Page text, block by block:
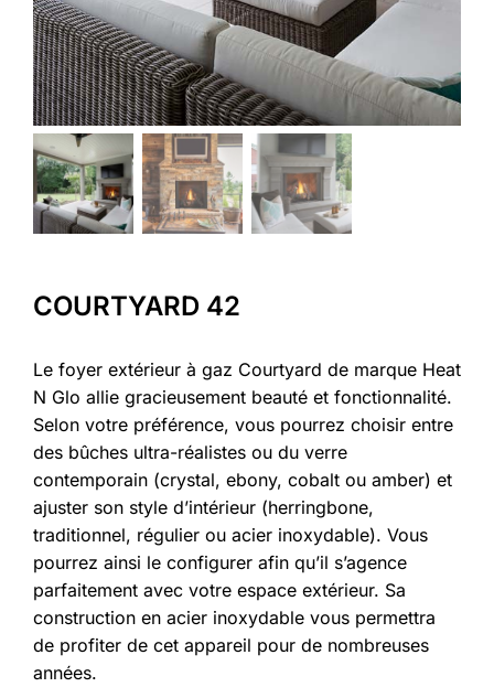
COURTYARD 42
Le foyer extérieur à gaz Courtyard de marque Heat
N Glo allie gracieusement beauté et fonctionnalité.
Selon votre préférence, vous pourrez choisir entre
des bûches ultra-réalistes ou du verre
contemporain (crystal, ebony, cobalt ou amber) et
ajuster son style d’intérieur (herringbone,
traditionnel, régulier ou acier inoxydable). Vous
pourrez ainsi le configurer afin qu’il s’agence
parfaitement avec votre espace extérieur. Sa
construction en acier inoxydable vous permettra
de profiter de cet appareil pour de nombreuses
années.